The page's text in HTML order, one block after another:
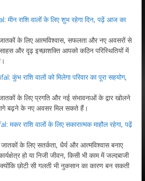
राशि वालों के लिए शुभ रहेगा दिन, पढ़ें आज का
के लिए आत्मविश्वास, सफलता और नए अवसरों से
और दृढ़ इच्छाशक्ति आपको कठिन परिस्थितियों में
राशि वालों को मिलेगा परिवार का पूरा सहयोग,
के लिए प्रगति और नई संभावनाओं के द्वार खोलने
आगे बढ़ने के नए अवसर मिल सकते हैं।
राशि वालों के लिए सकारात्मक माहौल रहेगा, पढ़ें
के लिए सतर्कता, धैर्य और आत्मविश्वास बनाए
हो या निजी जीवन, किसी भी काम में जल्दबाजी
छोटी सी गलती भी नुकसान का कारण बन सकती